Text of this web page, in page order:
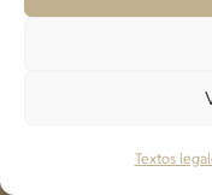
Textos